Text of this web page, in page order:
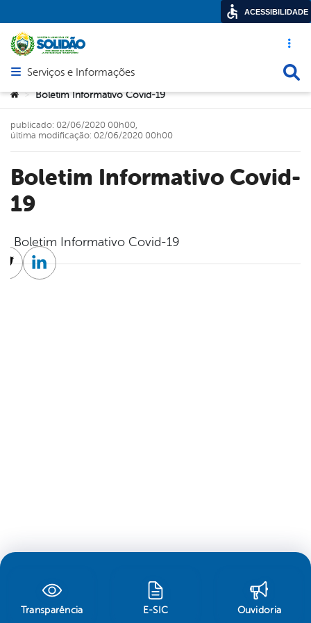
Acesso
Abrir menu principal de navegação
Serviços e Informações
Você está aqui:
> Boletim Informativo Covid-19
Boletim Informativo Covid-
19
publicado: 02/06/2020 00h00,
última modificação: 02/06/2020 00h00
Boletim Informativo Covid-19
TwitterLinkedin
Transparência E-SIC Ouvidoria
ACESSIBILIDADE